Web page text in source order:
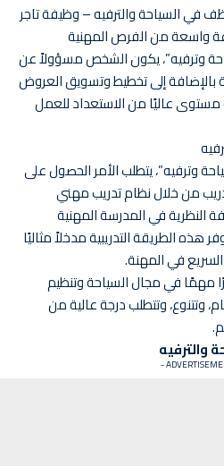
في السياحة والترفيه – وظيفة تاجر
واسعة من الفرص المهنية
وترفيه”، يكون الشخص مسؤولاً عن
بالإضافة إلى تخطيط وتسويق العروض
عاليًا من الاستعداد للعمل
وترفيه”، يتطلب الأمر الحصول على
من خلال نظام تدريب مهني
النظرية في المدرسة المهنية
هذه الطريقة التدريبية مدخلاً مثاليًا
في المهنة.
مهمًا في مجال السياحة وتنظيم
وتتنوع، وتتطلب درجة عالية من
والترفيه